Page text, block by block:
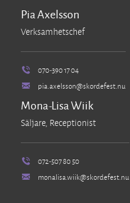
Pia Axelsson
Verksamhetschef
070-390 17 04
pia.axelsson@skordefest.nu
Mona-Lisa Wiik
Säljare, Receptionist
072-507 80 50
monalisa.wiik@skordefest.nu